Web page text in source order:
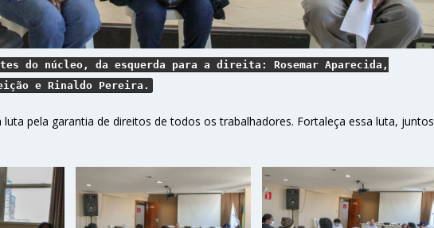
do núcleo, da esquerda para a direita: Rosemar Aparecida,
e Rinaldo Pereira.
luta pela garantia de direitos de todos os trabalhadores. Fortaleça essa luta, juntos